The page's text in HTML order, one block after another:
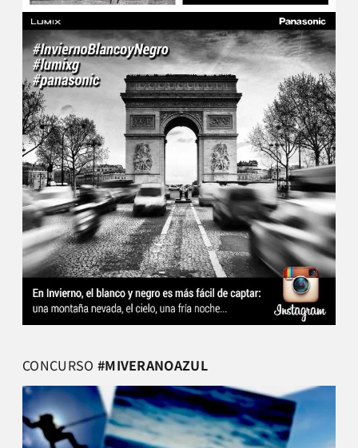
CONCURSO #MIVERANOAZUL